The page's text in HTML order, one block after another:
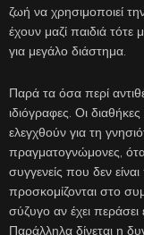
ζωή να χρησιμοποιεί
έχουν μαζί παιδιά τότε
για μεγάλο διάστημα.
Παρά τα όσα περί
ιδιόγραφες. Οι
ελεγχθούν για τη
πραγματογνώμονες,
συγγενείς που δεν είναι
προσκομίζονται στο
σύζυγο αν έχει
Παράλληλα δίνεται η